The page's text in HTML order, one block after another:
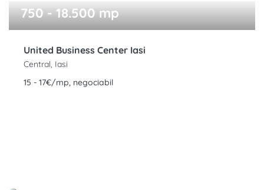
750 - 18.500 mp
United Business Center Iasi
Central, Iasi
15 - 17€/mp, negociabil